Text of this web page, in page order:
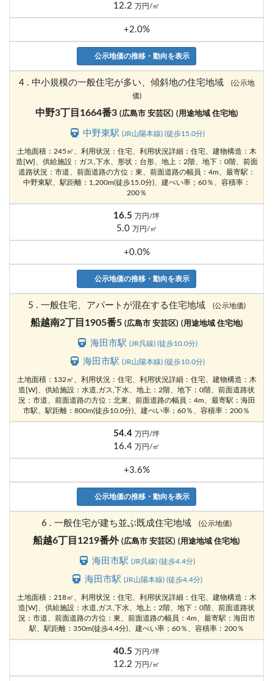
12.2 万円/㎡
+2.0%
公示地価の推移・動向を表示
4 . 中小規模の一般住宅が多い、傾斜地の住宅地域
(公示地
価)
中野3丁目1664番3 (広島市 安芸区) (用途地域 住宅地)
中野東駅 (JR山陽本線) (徒歩15.0分)
土地面積：245㎡、利用状況：住宅、利用状況詳細：住宅、建物構造：木
造[W]、供給施設：ガス,下水、形状：台形、地上：2階、地下：0階、前面
道路状況：市道、前面道路の方位：東、前面道路の幅員：4m、最寄駅：
中野東駅、駅距離：1,200m(徒歩15.0分)、建ぺい率；60％、容積率：
200％
16.5 万円/坪
5.0 万円/㎡
+0.0%
公示地価の推移・動向を表示
5 . 一般住宅、アパートが混在する住宅地域 (公示地価)
船越南2丁目1905番5 (広島市 安芸区) (用途地域 住宅地)
海田市駅 (JR呉線) (徒歩10.0分)
海田市駅 (JR山陽本線) (徒歩10.0分)
土地面積：132㎡、利用状況：住宅、利用状況詳細：住宅、建物構造：木
造[W]、供給施設：水道,ガス,下水、地上：2階、地下：0階、前面道路状
況：市道、前面道路の方位：北東、前面道路の幅員：4m、最寄駅：海田
市駅、駅距離：800m(徒歩10.0分)、建ぺい率；60％、容積率：200％
54.4 万円/坪
16.4 万円/㎡
+3.6%
公示地価の推移・動向を表示
6 . 一般住宅が建ち並ぶ既成住宅地域 (公示地価)
船越6丁目1219番外 (広島市 安芸区) (用途地域 住宅地)
海田市駅(JR呉線) (徒歩4.4分)
海田市駅(JR山陽本線) (徒歩4.4分)
土地面積：218㎡、利用状況：住宅、利用状況詳細：住宅、建物構造：木
造[W]、供給施設：水道,ガス,下水、地上：2階、地下：0階、前面道路状
況：市道、前面道路の方位：東、前面道路の幅員：4m、最寄駅：海田市
駅、駅距離：350m(徒歩4.4分)、建ぺい率；60％、容積率：200％
40.5 万円/坪
12.2 万円/㎡